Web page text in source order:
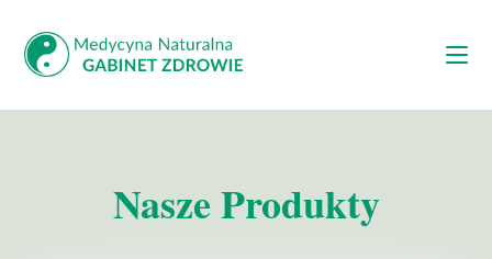
Nasze Produkty